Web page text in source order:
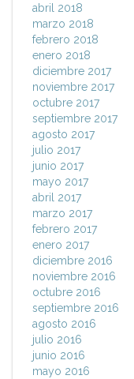
abril 2018
marzo 2018
febrero 2018
enero 2018
diciembre 2017
noviembre 2017
octubre 2017
septiembre 2017
agosto 2017
julio 2017
junio 2017
mayo 2017
abril 2017
marzo 2017
febrero 2017
enero 2017
diciembre 2016
noviembre 2016
octubre 2016
septiembre 2016
agosto 2016
julio 2016
junio 2016
mayo 2016